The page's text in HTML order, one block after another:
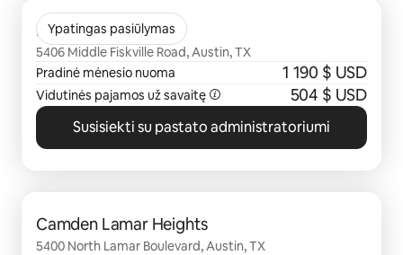
Ypatingas pasiūlymas
Flora
5406 Middle Fiskville Road, Austin, TX
Pradinė mėnesio nuoma
1 190 $ USD
Vidutinės pajamos už savaitę 504 $ USD
Susisiekti su pastato administratoriumi
Camden Lamar Heights
5400 North Lamar Boulevard, Austin, TX